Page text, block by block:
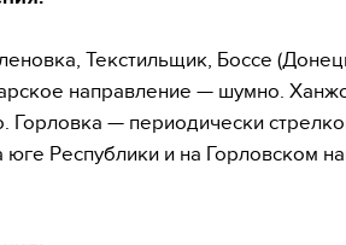
Текстильщик, Боссе
направление — шумно.
Горловка — периодически
Республики и на Горловском